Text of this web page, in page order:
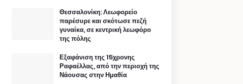
Θεσσαλονίκη: Λεωφορείο
παρέσυρε και σκότωσε πεζή
γυναίκα, σε κεντρική λεωφόρο
της πόλης
Εξαφάνιση της 15χρονης
Ραφαέλλας, από την περιοχή της
Νάουσας στην Ημαθία